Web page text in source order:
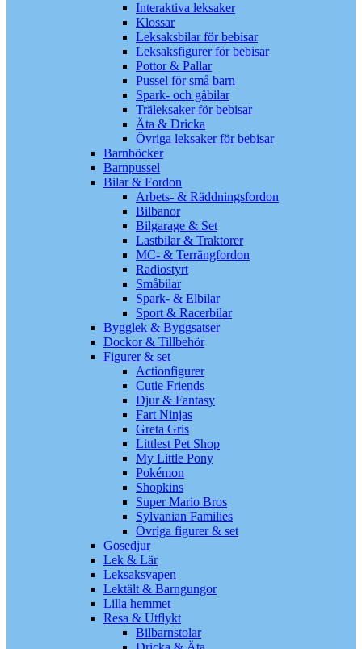
Interaktiva leksaker
Klossar
Leksaksbilar för bebisar
Leksaksfigurer för bebisar
Pottor & Pallar
Pussel för små barn
Spark- och gåbilar
Träleksaker för bebisar
Äta & Dricka
Övriga leksaker för bebisar
Barnböcker
Barnpussel
Bilar & Fordon
Arbets- & Räddningsfordon
Bilbanor
Bilgarage & Set
Lastbilar & Traktorer
MC- & Terrängfordon
Radiostyrt
Småbilar
Spark- & Elbilar
Sport & Racerbilar
Bygglek & Byggsatser
Dockor & Tillbehör
Figurer & set
Actionfigurer
Cutie Friends
Djur & Fantasy
Fart Ninjas
Greta Gris
Littlest Pet Shop
My Little Pony
Pokémon
Shopkins
Super Mario Bros
Sylvanian Families
Övriga figurer & set
Gosedjur
Lek & Lär
Leksaksvapen
Lektält & Barngungor
Lilla hemmet
Resa & Utflykt
Bilbarnstolar